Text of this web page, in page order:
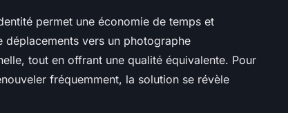
permet une économie de temps et
déplacements vers un photographe
tout en offrant une qualité équivalente. Pour
fréquemment, la solution se révèle